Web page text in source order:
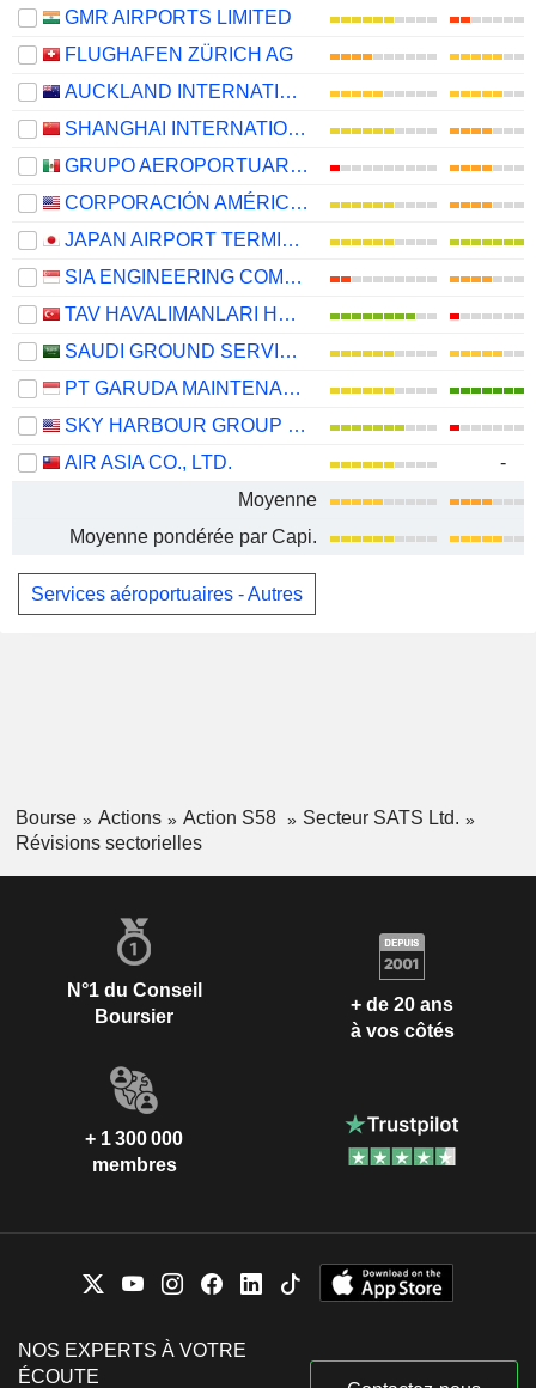
GMR AIRPORTS LIMITED
FLUGHAFEN ZÜRICH AG
AUCKLAND INTERNATIONAL AIRPORT LIMITED
SHANGHAI INTERNATIONAL AIRPORT CO., LTD.
GRUPO AEROPORTUARIO DEL SURESTE, S. A. B. DE C. V.
CORPORACIÓN AMÉRICA AIRPORTS S.A.
JAPAN AIRPORT TERMINAL CO., LTD.
SIA ENGINEERING COMPANY LIMITED
TAV HAVALIMANLARI HOLDING
SAUDI GROUND SERVICES COMPANY
PT GARUDA MAINTENANCE FACILITY AERO ASIA TBK
SKY HARBOUR GROUP CORPORATION
AIR ASIA CO., LTD.
-
Moyenne
Moyenne pondérée par Capi.
Services aéroportuaires - Autres
Bourse Actions Action S58
Secteur SATS Ltd.
Révisions sectorielles
N°1 du Conseil
Boursier
+ de 20 ans
à vos côtés
+ 1 300 000
membres
NOS EXPERTS À VOTRE
ÉCOUTE